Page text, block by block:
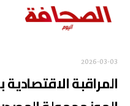
2026-03-03